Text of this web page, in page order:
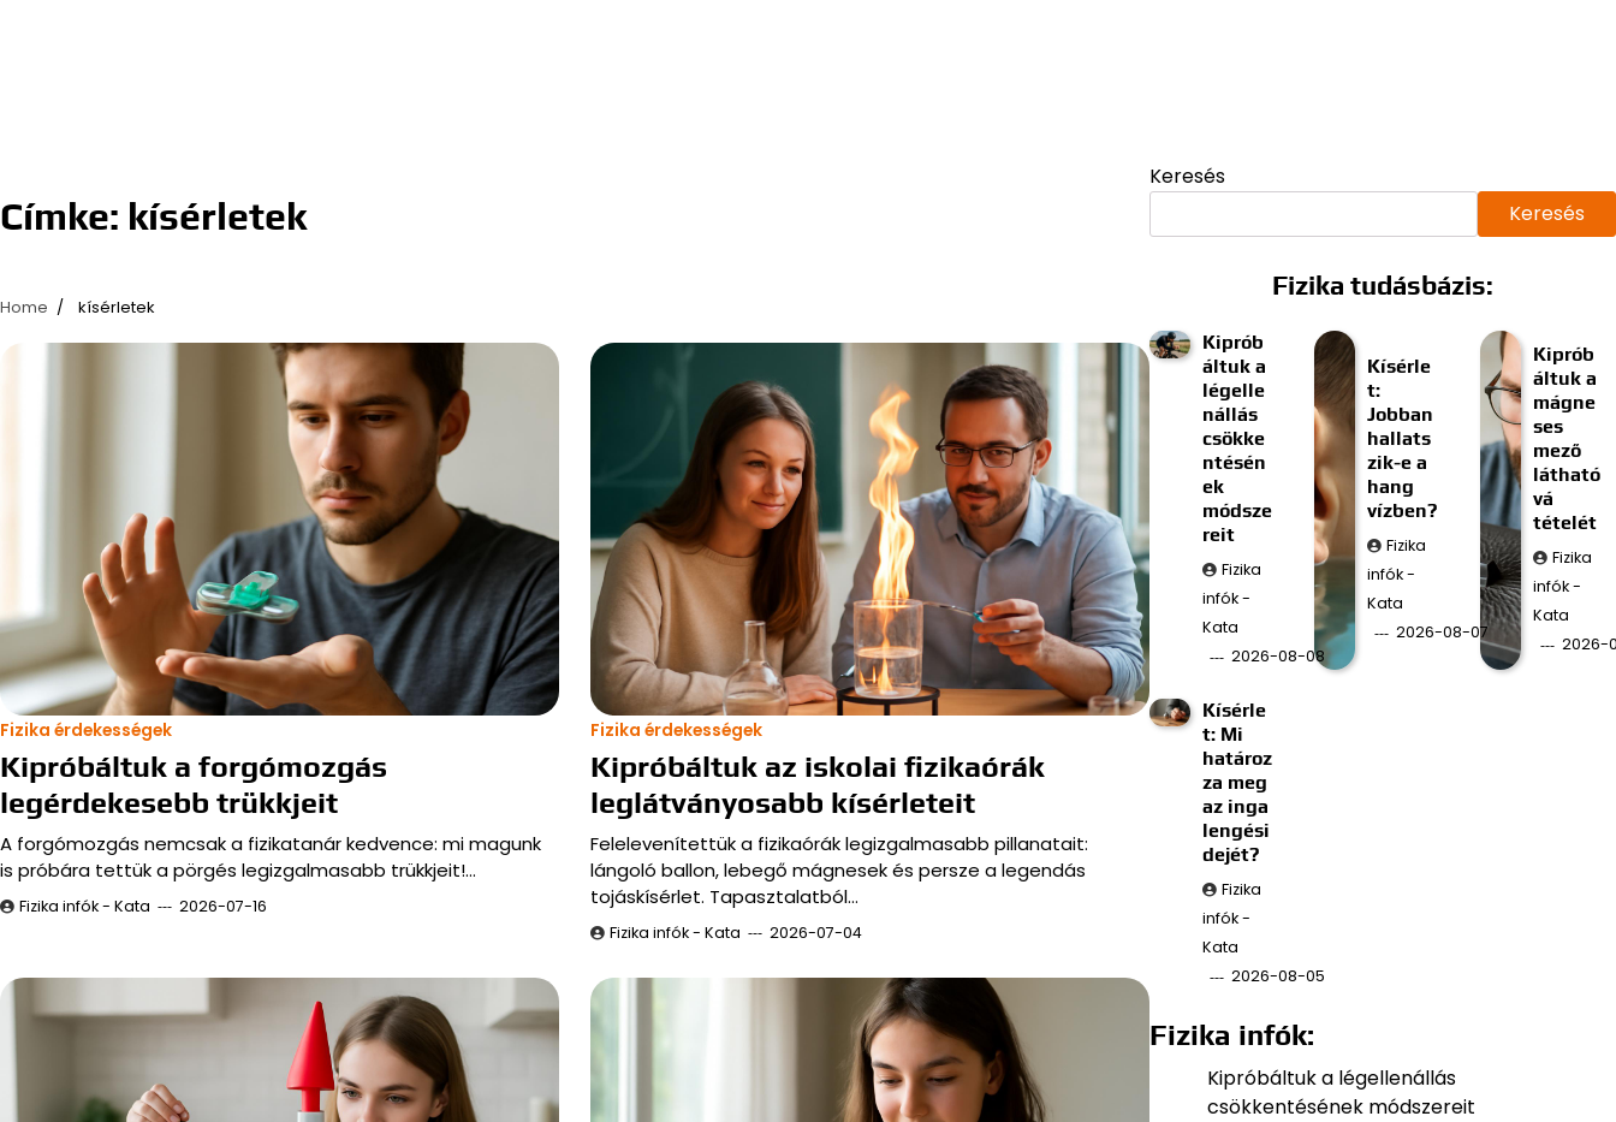
Címke: kísérletek
Home kísérletek
Fizika érdekességek
Kipróbáltuk a forgómozgás
legérdekesebb trükkjeit
A forgómozgás nemcsak a fizikatanár kedvence: mi magunk
is próbára tettük a pörgés legizgalmasabb trükkjeit!…
Fizika infók - Kata 2026-07-16
Fizika érdekességek
Kipróbáltuk az iskolai fizikaórák
leglátványosabb kísérleteit
Felelevenítettük a fizikaórák legizgalmasabb pillanatait:
lángoló ballon, lebegő mágnesek és persze a legendás
tojáskísérlet. Tapasztalatból…
Fizika infók - Kata 2026-07-04
Keresés
Keresés
Fizika tudásbázis:
Kiprób
áltuk a
légelle
nállás
csökke
ntésén
ek
módsze
reit
Fizika
infók -
Kata
2026-08-08
Kísérle
t:
Jobban
hallats
zik-e a
hang
vízben?
Fizika
infók -
Kata
2026-08-07
Kiprób
áltuk a
mágne
ses
mező
látható
vá
tételét
Fizika
infók -
Kata
2026-
Kísérle
t: Mi
határoz
za meg
az inga
lengési
dejét?
Fizika
infók -
Kata
2026-08-05
Fizika infók:
Kipróbáltuk a légellenállás
csökkentésének módszereit